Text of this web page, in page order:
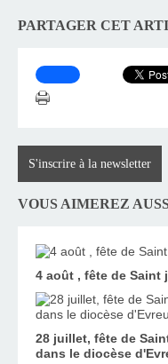
PARTAGER CET
S'inscrire à la newsletter
VOUS AIMEREZ
4 août , fête de Saint
28 juillet, fête de
dans le diocèse